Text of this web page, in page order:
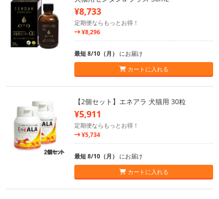
¥8,733
定期便ならもっとお得！
¥8,296
最短 8/10（月） にお届け
カートに入れる
【2個セット】エネアラ 犬猫用 30粒
¥5,911
定期便ならもっとお得！
¥5,734
最短 8/10（月） にお届け
カートに入れる